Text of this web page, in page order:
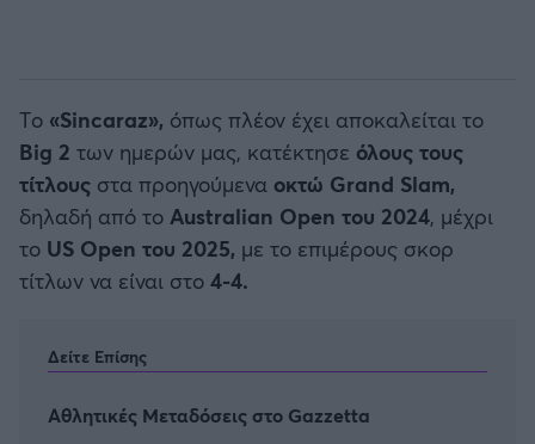
Tο «Sincaraz», όπως πλέον έχει αποκαλείται το
Big 2 των ημερών μας, κατέκτησε όλους τους
τίτλους στα προηγούμενα οκτώ Grand Slam,
δηλαδή από το Australian Open του 2024, μέχρι
το US Open του 2025, με το επιμέρους σκορ
τίτλων να είναι στο 4-4.
Δείτε Επίσης
Αθλητικές Μεταδόσεις στο Gazzetta